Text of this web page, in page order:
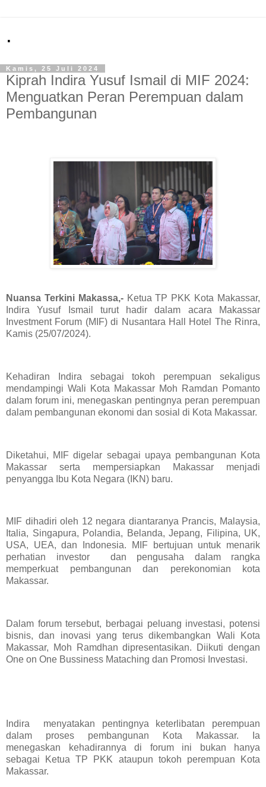
.
Kamis, 25 Juli 2024
Kiprah Indira Yusuf Ismail di MIF 2024:
Menguatkan Peran Perempuan dalam
Pembangunan
Nuansa Terkini Makassa,- Ketua TP PKK Kota Makassar,
Indira Yusuf Ismail turut hadir dalam acara Makassar
Investment Forum (MIF) di Nusantara Hall Hotel The Rinra,
Kamis (25/07/2024).
Kehadiran Indira sebagai tokoh perempuan sekaligus
mendampingi Wali Kota Makassar Moh Ramdan Pomanto
dalam forum ini, menegaskan pentingnya peran perempuan
dalam pembangunan ekonomi dan sosial di Kota Makassar.
Diketahui, MIF digelar sebagai upaya pembangunan Kota
Makassar serta mempersiapkan Makassar menjadi
penyangga Ibu Kota Negara (IKN) baru.
MIF dihadiri oleh 12 negara diantaranya Prancis, Malaysia,
Italia, Singapura, Polandia, Belanda, Jepang, Filipina, UK,
USA, UEA, dan Indonesia. MIF bertujuan untuk menarik
perhatian investor dan pengusaha dalam rangka
memperkuat pembangunan dan perekonomian kota
Makassar.
Dalam forum tersebut, berbagai peluang investasi, potensi
bisnis, dan inovasi yang terus dikembangkan Wali Kota
Makassar, Moh Ramdhan dipresentasikan. Diikuti dengan
One on One Bussiness Mataching dan Promosi Investasi.
Indira menyatakan pentingnya keterlibatan perempuan
dalam proses pembangunan Kota Makassar. Ia
menegaskan kehadirannya di forum ini bukan hanya
sebagai Ketua TP PKK ataupun tokoh perempuan Kota
Makassar.